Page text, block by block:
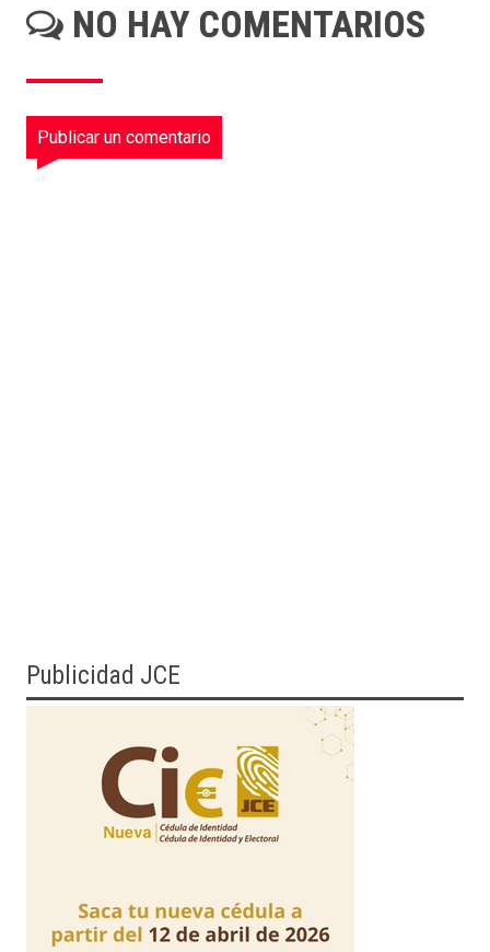
NO HAY COMENTARIOS
Publicar un comentario
Publicidad JCE